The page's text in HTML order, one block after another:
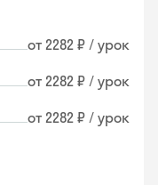
от 2282 ₽ / урок
от 2282 ₽ / урок
от 2282 ₽ / урок